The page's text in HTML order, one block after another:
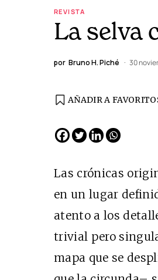
REVISTA
La selva
por Bruno H. Piché 30
AÑADIR A
Las crónicas
en un lugar
atento a los
trivial pero
mapa que se